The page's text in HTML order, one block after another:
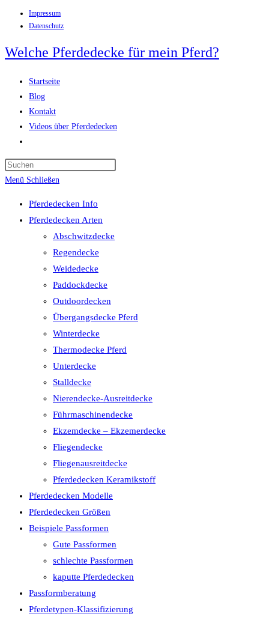
Inhalt
Impressum
Datenschutz
Welche Pferdedecke für mein Pferd?
Startseite
Blog
Kontakt
Videos über Pferdedecken
umschalten
Menü Schließen
Pferdedecken Info
Pferdedecken Arten
Abschwitzdecke
Regendecke
Weidedecke
Paddockdecke
Outdoordecken
Übergangsdecke Pferd
Winterdecke
Thermodecke Pferd
Unterdecke
Stalldecke
Nierendecke-Ausreitdecke
Führmaschinendecke
Ekzemdecke – Ekzemerdecke
Fliegendecke
Fliegenausreitdecke
Pferdedecken Keramikstoff
Pferdedecken Modelle
Pferdedecken Größen
Beispiele Passformen
Gute Passformen
schlechte Passformen
kaputte Pferdedecken
Passformberatung
Pferdetypen-Klassifizierung